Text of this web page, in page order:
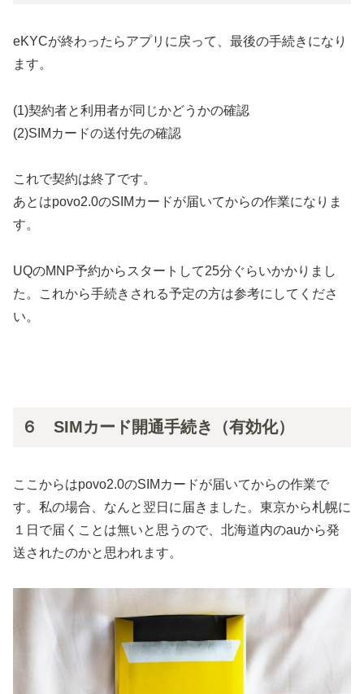
eKYCが終わったらアプリに戻って、最後の手続きになり
ます。
(1)契約者と利用者が同じかどうかの確認
(2)SIMカードの送付先の確認
これで契約は終了です。
あとはpovo2.0のSIMカードが届いてからの作業になりま
す。
UQのMNP予約からスタートして25分ぐらいかかりまし
た。これから手続きされる予定の方は参考にしてくださ
い。
６ SIMカード開通手続き（有効化）
ここからはpovo2.0のSIMカードが届いてからの作業で
す。私の場合、なんと翌日に届きました。東京から札幌に
１日で届くことは無いと思うので、北海道内のauから発
送されたのかと思われます。